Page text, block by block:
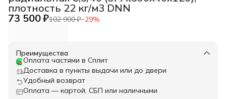
плотность 22 кг/м3 DNN
73 500 ₽102 900 ₽−29%
Преимущества
Оплата частями в Сплит
Доставка в пункты выдачи или до двери
Удобный возврат
Оплата — картой, СБП или наличными